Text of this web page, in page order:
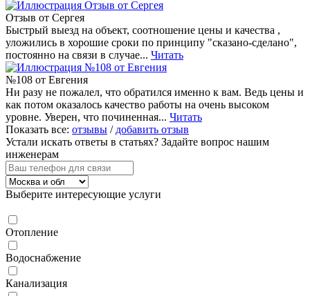
Отзыв от Сергея
Быстрый выезд на объект, соотношение цены и качества ,
уложились в хорошие сроки по принципу "сказано-сделано",
постоянно на связи в случае... Читать
№108 от Евгения
Ни разу не пожалел, что обратился именно к вам. Ведь цены и
как потом оказалось качество работы на очень высоком
уровне. Уверен, что починенная... Читать
Показать все: отзывы / добавить отзыв
Устали искать ответы в статьях? Задайте вопрос нашим
инженерам
Выберите интересующие услуги
Отопление
Водоснабжение
Канализация